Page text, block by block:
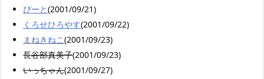
ぴーと(2001/09/21)
くろせひろやす(2001/09/22)
まねきねこ(2001/09/23)
長谷部真美子(2001/09/23)
いっちゃん(2001/09/27)